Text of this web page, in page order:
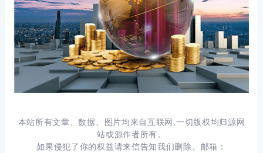
本站所有文章、数据、图片均来自互联网,一切版权均归源网
站或源作者所有。
如果侵犯了你的权益请来信告知我们删除。邮箱：